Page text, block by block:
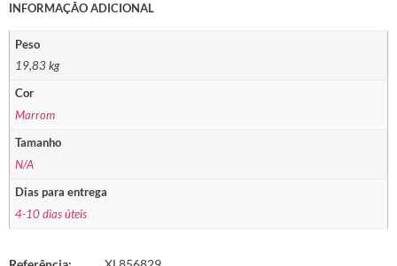
INFORMAÇÃO ADICIONAL
Peso
19,83 kg
Cor
Marrom
Tamanho
N/A
Dias para entrega
4-10 dias úteis